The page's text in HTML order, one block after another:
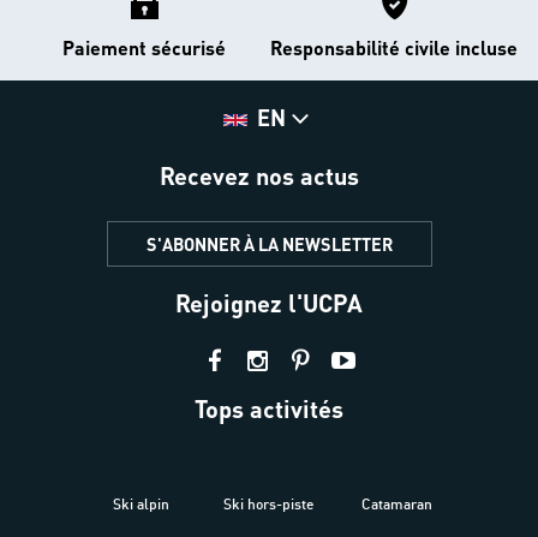
Paiement sécurisé Responsabilité civile incluse
EN
Recevez nos actus
S'ABONNER À LA NEWSLETTER
Rejoignez l'UCPA
Tops activités
Ski alpin Ski hors-piste Catamaran